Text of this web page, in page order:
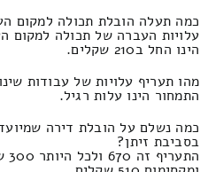
כמה תעלה הובלת תכולה למקום
עלויות העברה של תכולה למקום
הינו החל ב210 שקלים.
מהו תעריף עלויות של עבודות
התמחור הינו עלות רגיל.
כמה נשלם על הובלת דירה
בסביבת זיתן?